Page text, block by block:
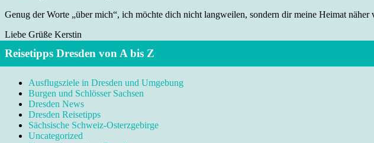
Genug der Worte „über mich“, ich möchte dich nicht langweilen, sondern dir meine Heimat
Liebe Grüße Kerstin
Reisetipps Dresden von A bis Z
Ausflugsziele in Dresden und Umgebung
Burgen und Schlösser Sachsen
Dresden News
Dresden Reisetipps
Sächsische Schweiz-Osterzgebirge
Uncategorized